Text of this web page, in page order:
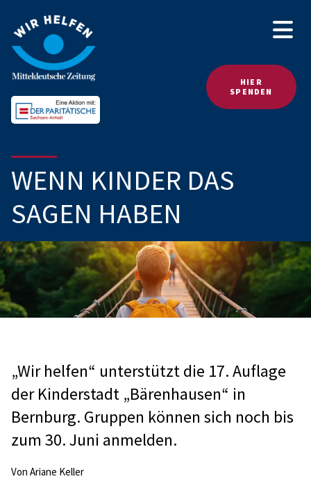
HIER
SPENDEN
WENN KINDER DAS
SAGEN HABEN
„Wir helfen“ unterstützt die 17. Auflage
der Kinderstadt „Bärenhausen“ in
Bernburg. Gruppen können sich noch bis
zum 30. Juni anmelden.
Von Ariane Keller